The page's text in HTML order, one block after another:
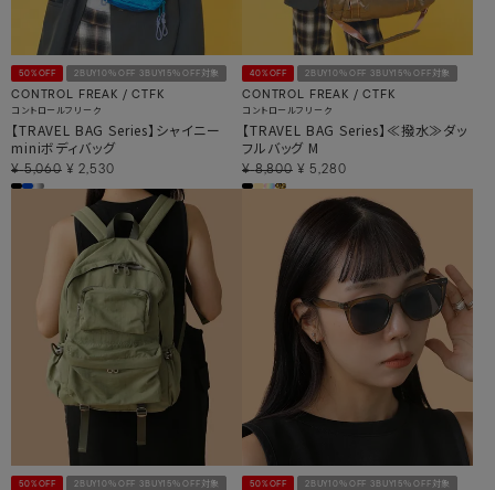
50%OFF 2BUY10％OFF 3BUY15％OFF対象
CONTROL FREAK / CTFK
コントロールフリーク
【TRAVEL BAG Series】シャイニー
miniボディバッグ
¥ 5,060 ¥ 2,530
40%OFF 2BUY10％OFF 3BUY15％OFF対象
CONTROL FREAK / CTFK
コントロールフリーク
【TRAVEL BAG Series】≪撥水≫ダッ
フルバッグ M
¥ 8,800 ¥ 5,280
50%OFF 2BUY10％OFF 3BUY15％OFF対象 50%OFF 2BUY10％OFF 3BUY15％OFF対象